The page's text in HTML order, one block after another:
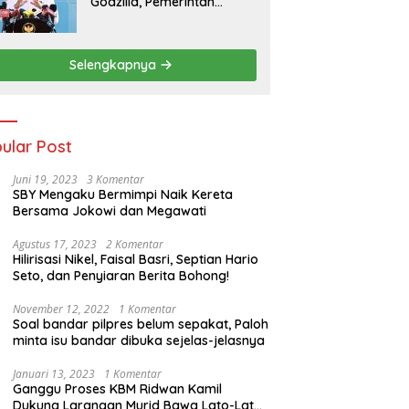
Infrastruktur Pertanian
Nasional
Selengkapnya
Post
Juni 19, 2023 3 Komentar
SBY Mengaku Bermimpi Naik Kereta
Bersama Jokowi dan Megawati
Agustus 17, 2023 2 Komentar
Hilirisasi Nikel, Faisal Basri, Septian Hario
Seto, dan Penyiaran Berita Bohong!
November 12, 2022 1 Komentar
Soal bandar pilpres belum sepakat, Paloh
minta isu bandar dibuka sejelas-jelasnya
Januari 13, 2023 1 Komentar
Ganggu Proses KBM Ridwan Kamil
Dukung Larangan Murid Bawa Lato-Lato